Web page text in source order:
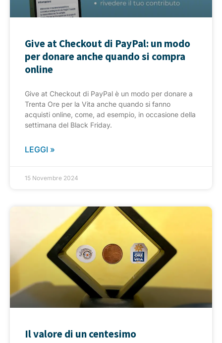
Give at Checkout di PayPal: un modo
per donare anche quando si compra
online
Give at Checkout di PayPal è un modo per donare a
Trenta Ore per la Vita anche quando si fanno
acquisti online, come, ad esempio, in occasione della
settimana del Black Friday.
LEGGI »
15 Novembre 2024
Il valore di un centesimo